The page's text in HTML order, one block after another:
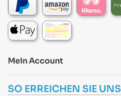
Mein Account
SO ERREICHEN SIE UNS